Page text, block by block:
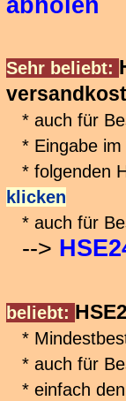
abholen
Sehr beliebt:
* auch für
* Eingabe im
* folgenden
klicken
* auch für
-->
beliebt:
*
* auch für
* einfach